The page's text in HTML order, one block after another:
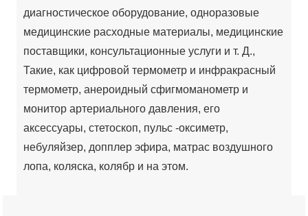
диагностическое оборудование, одноразовые
медицинские расходные материалы, медицинские
поставщики, консультационные услуги и т. Д.,
Такие, как цифровой термометр и инфракрасный
термометр, анероидный сфигмоманометр и
монитор артериального давления, его
аксессуары, стетоскоп, пульс -оксиметр,
небуляйзер, допплер эфира, матрас воздушного
лопа, коляска, колябр и на этом.